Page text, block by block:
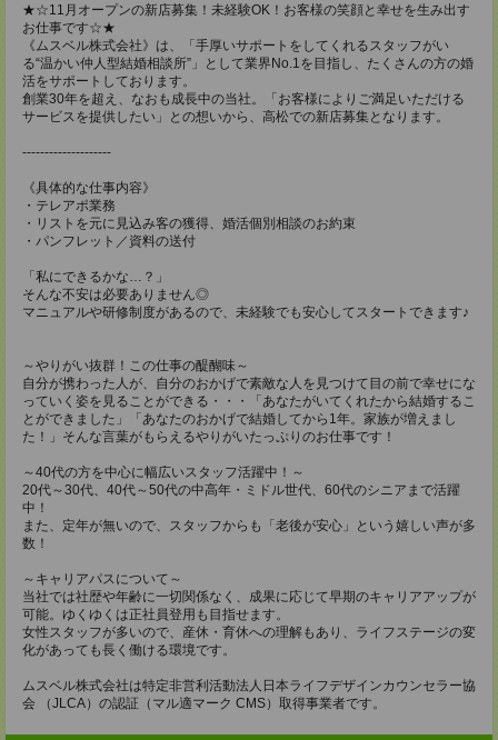
★☆11月オープンの新店募集！未経験OK！お客様の笑顔と幸せを生み出す
お仕事です☆★
《ムスベル株式会社》は、「手厚いサポートをしてくれるスタッフがい
る“温かい仲人型結婚相談所”」として業界No.1を目指し、たくさんの方の婚
活をサポートしております。
創業30年を超え、なおも成長中の当社。「お客様によりご満足いただける
サービスを提供したい」との想いから、高松での新店募集となります。
--------------------
《具体的な仕事内容》
・テレアポ業務
・リストを元に見込み客の獲得、婚活個別相談のお約束
・パンフレット／資料の送付
「私にできるかな…？」
そんな不安は必要ありません◎
マニュアルや研修制度があるので、未経験でも安心してスタートできます♪
～やりがい抜群！この仕事の醍醐味～
自分が携わった人が、自分のおかげで素敵な人を見つけて目の前で幸せにな
っていく姿を見ることができる・・・「あなたがいてくれたから結婚するこ
とができました」「あなたのおかげで結婚してから1年。家族が増えまし
た！」そんな言葉がもらえるやりがいたっぷりのお仕事です！
～40代の方を中心に幅広いスタッフ活躍中！～
20代～30代、40代～50代の中高年・ミドル世代、60代のシニアまで活躍
中！
また、定年が無いので、スタッフからも「老後が安心」という嬉しい声が多
数！
～キャリアパスについて～
当社では社歴や年齢に一切関係なく、成果に応じて早期のキャリアアップが
可能。ゆくゆくは正社員登用も目指せます。
女性スタッフが多いので、産休・育休への理解もあり、ライフステージの変
化があっても長く働ける環境です。
ムスベル株式会社は特定非営利活動法人日本ライフデザインカウンセラー協
会 （JLCA）の認証（マル適マーク CMS）取得事業者です。